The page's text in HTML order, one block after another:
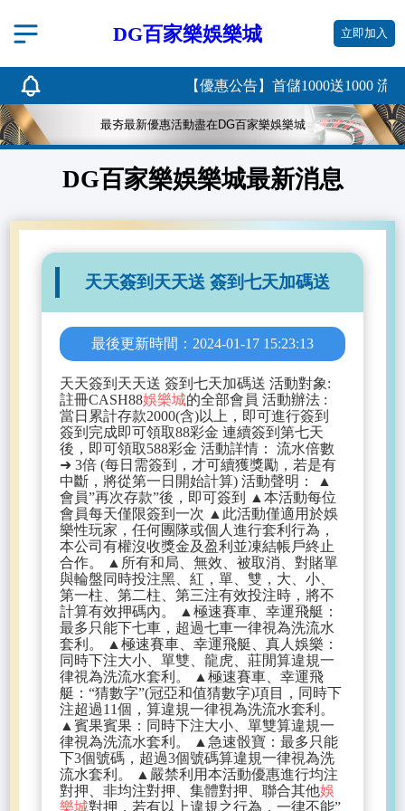
DG百家樂娛樂城 立即加入
【優惠公告】首儲1000送1000 流水
最夯最新優惠活動盡在DG百家樂娛樂城
DG百家樂娛樂城最新消息
天天簽到天天送 簽到七天加碼送
最後更新時間：2024-01-17 15:23:13
天天簽到天天送 簽到七天加碼送 活動對象:
註冊CASH88娛樂城的全部會員 活動辦法 :
當日累計存款2000(含)以上，即可進行簽到
簽到完成即可領取88彩金 連續簽到第七天
後，即可領取588彩金 活動詳情： 流水倍數
➜ 3倍 (每日需簽到，才可續獲獎勵，若是有
中斷，將從第一日開始計算) 活動聲明： ▲
會員”再次存款”後，即可簽到 ▲本活動每位
會員每天僅限簽到一次 ▲此活動僅適用於娛
樂性玩家，任何團隊或個人進行套利行為，
本公司有權沒收獎金及盈利並凍結帳戶終止
合作。 ▲所有和局、無效、被取消、對賭單
與輪盤同時投注黑、紅，單、雙，大、小、
第一柱、第二柱、第三注有效投注時，將不
計算有效押碼內。 ▲極速賽車、幸運飛艇：
最多只能下七車，超過七車一律視為洗流水
套利。 ▲極速賽車、幸運飛艇、真人娛樂：
同時下注大小、單雙、龍虎、莊閒算違規一
律視為洗流水套利。 ▲極速賽車、幸運飛
艇：“猜數字”(冠亞和值猜數字)項目，同時下
注超過11個，算違規一律視為洗流水套利。
▲賓果賓果：同時下注大小、單雙算違規一
律視為洗流水套利。 ▲急速骰寶：最多只能
下3個號碼，超過3個號碼算違規一律視為洗
流水套利。 ▲嚴禁利用本活動優惠進行均注
對押、非均注對押、集體對押、聯合其他娛
樂城對押，若有以上違規之行為，一律不能”